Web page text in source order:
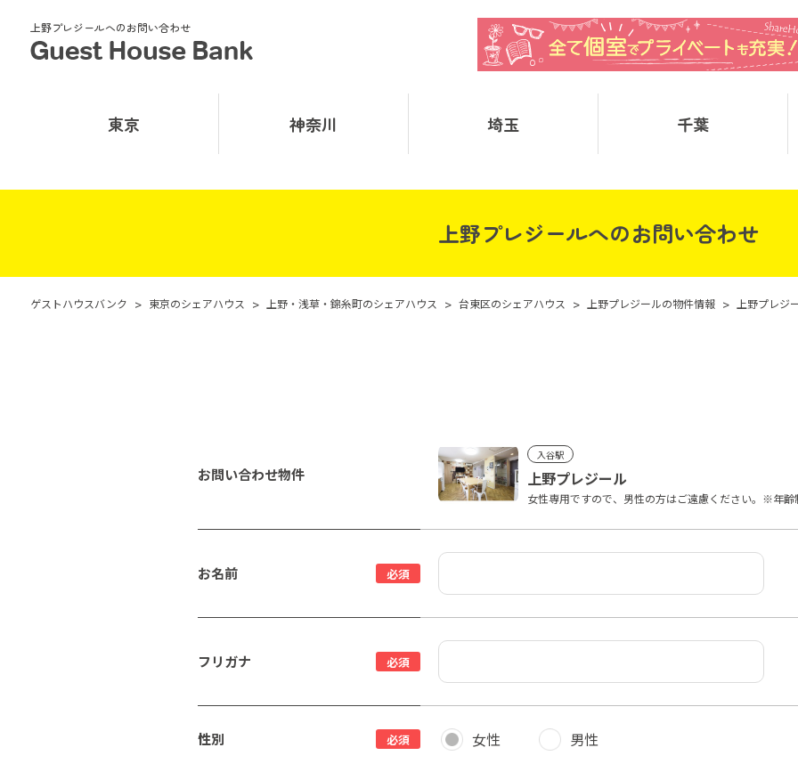
上野プレジールへのお問い合わせ
東京 神奈川 埼玉 千葉
上野プレジールへのお問い合わせ
ゲストハウスバンク > 東京のシェアハウス > 上野・浅草・錦糸町のシェアハウス > 台東区のシェアハウス > 上野プレジールの物件情報 > 上野プレジ
お問い合わせ物件
入谷駅
上野プレジール
女性専用ですので、男性の方はご遠慮ください。※年
お名前 必須
フリガナ 必須
性別 必須 女性 男性